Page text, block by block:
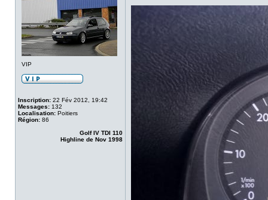
VIP
Inscription: 22 Fév 2012, 19:42
Messages: 132
Localisation: Poitiers
Région: 86
Golf IV TDI 110
Highline de Nov 1998